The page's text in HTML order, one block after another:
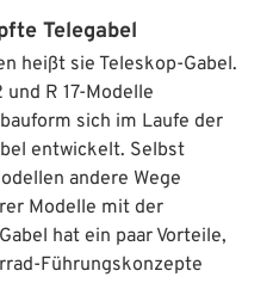
Telegabel
heißt sie Teleskop-Gabel.
R 17-Modelle
sich im Laufe der
entwickelt. Selbst
andere Wege
Modelle mit der
hat ein paar Vorteile,
Führungskonzepte